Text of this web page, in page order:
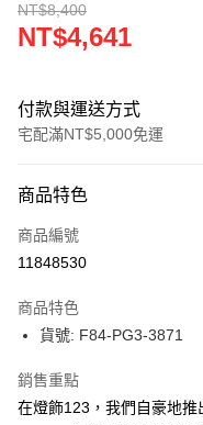
NT$8,400
NT$4,641
付款與運送方式
宅配滿NT$5,000免運
信用卡一次付款
LINE Pay
街口支付
悠遊付
全盈+PAY
商品特色
商品編號
11848530
商品特色
貨號: F84-PG3-3871
銷售重點
在燈飾123，我們自豪地